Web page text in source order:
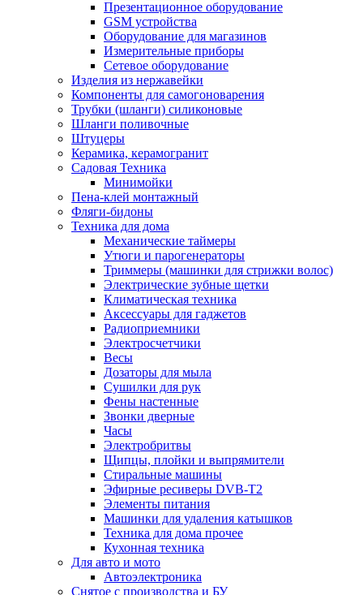
Презентационное оборудование
GSM устройства
Оборудование для магазинов
Измерительные приборы
Сетевое оборудование
Изделия из нержавейки
Компоненты для самогоноварения
Трубки (шланги) силиконовые
Шланги поливочные
Штуцеры
Керамика, керамогранит
Садовая Техника
Минимойки
Пена-клей монтажный
Фляги-бидоны
Техника для дома
Механические таймеры
Утюги и парогенераторы
Триммеры (машинки для стрижки волос)
Электрические зубные щетки
Климатическая техника
Аксессуары для гаджетов
Радиоприемники
Электросчетчики
Весы
Дозаторы для мыла
Сушилки для рук
Фены настенные
Звонки дверные
Часы
Электробритвы
Щипцы, плойки и выпрямители
Стиральные машины
Эфирные ресиверы DVB-T2
Элементы питания
Машинки для удаления катышков
Техника для дома прочее
Кухонная техника
Для авто и мото
Автоэлектроника
Снятое с производства и БУ